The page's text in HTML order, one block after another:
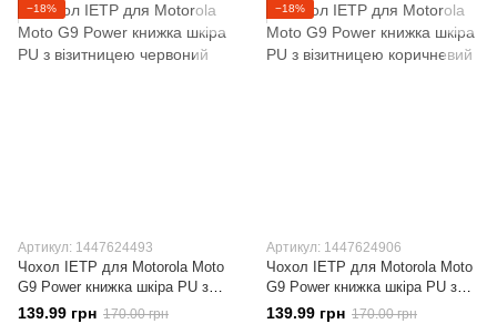
−18%
Артикул: 1447624493
Чохол IETP для Motorola Moto
G9 Power книжка шкіра PU з
візитницею червоний
139.99 грн 170.00 грн
−18%
Артикул: 1447624906
Чохол IETP для Motorola Moto
G9 Power книжка шкіра PU з
візитницею коричневий
139.99 грн 170.00 грн